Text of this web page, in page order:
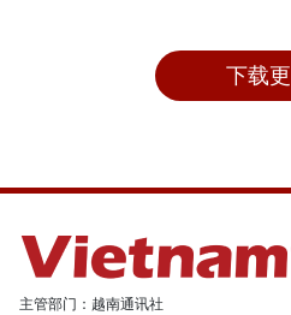
下载
主管部门：越南通讯社